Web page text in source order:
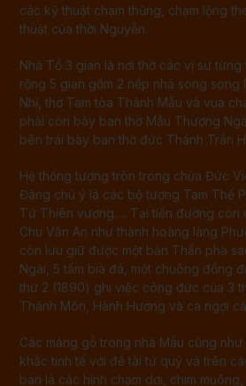
các kỹ thuật chạm thủng, chạm lộng
thuật của thời Nguyễn.
Nhà Tổ 3 gian là nơi thờ các vị sư từng
rộng 5 gian gồm 2 nếp nhà song song
Nhị, thờ Tam tòa Thánh Mẫu và vua
phải còn bày ban thờ Mẫu Thượng
bên trái bày ban thờ đức Thánh Trần
Hệ thống tượng tròn trong chùa Đức
Đáng chú ý là các bộ tượng Tam Thế
Tứ Thiên vương…. Tại tiền đường còn
Chu Văn An như thành hoàng làng
còn lưu giữ được một bản Thần phả
Ngài, 5 tấm bia đá, một chuông đồng
thứ 2 (1890) ghi việc công đức của 3
Thành Môn, Hành Hương và ca ngợi
Các mảng gỗ trong nhà Mẫu cũng
khắc tinh tế với đề tài tứ quý và trên
bàn là các hình chạm dơi, chim